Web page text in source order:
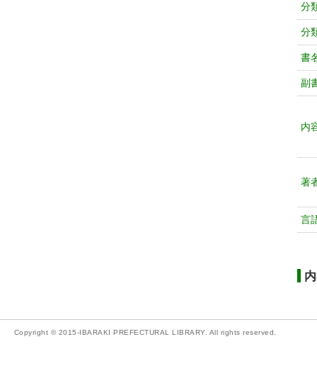
分
分
書
副
内
著
言
Copyright © 2015-IBARAKI PREFECTURAL LIBRARY. All rights reserved.